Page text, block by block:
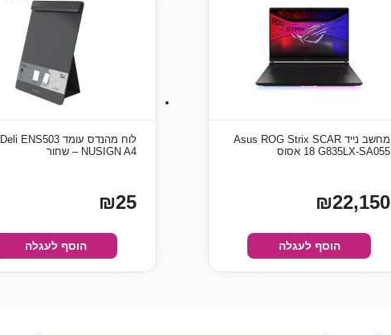
מחשב נייד Asus ROG Strix SCAR
18 G835LX-SA055 אסוס
₪22,150
הוסף לעגלה
לוח מהנדס עומד Deli ENS503
NUSIGN A4 – שחור
₪25
הוסף לעגלה